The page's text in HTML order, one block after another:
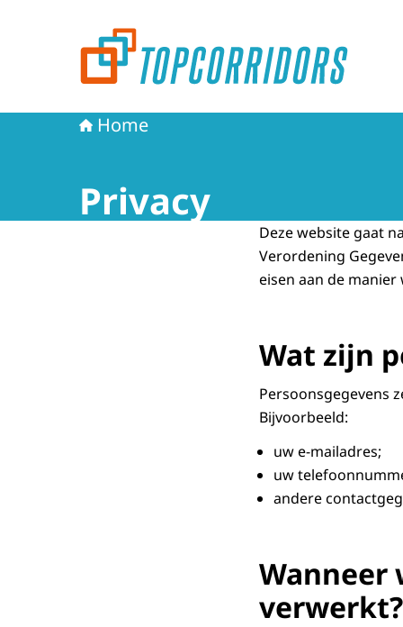
Home
Privacy
Deze website gaat
Verordening
eisen aan de
Wat zijn
Persoonsgegevens
Bijvoorbeeld:
uw e-mailadres;
uw
andere
Wanneer
verwerkt?